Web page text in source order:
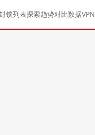
锁列表探索趋势对比数据VPN